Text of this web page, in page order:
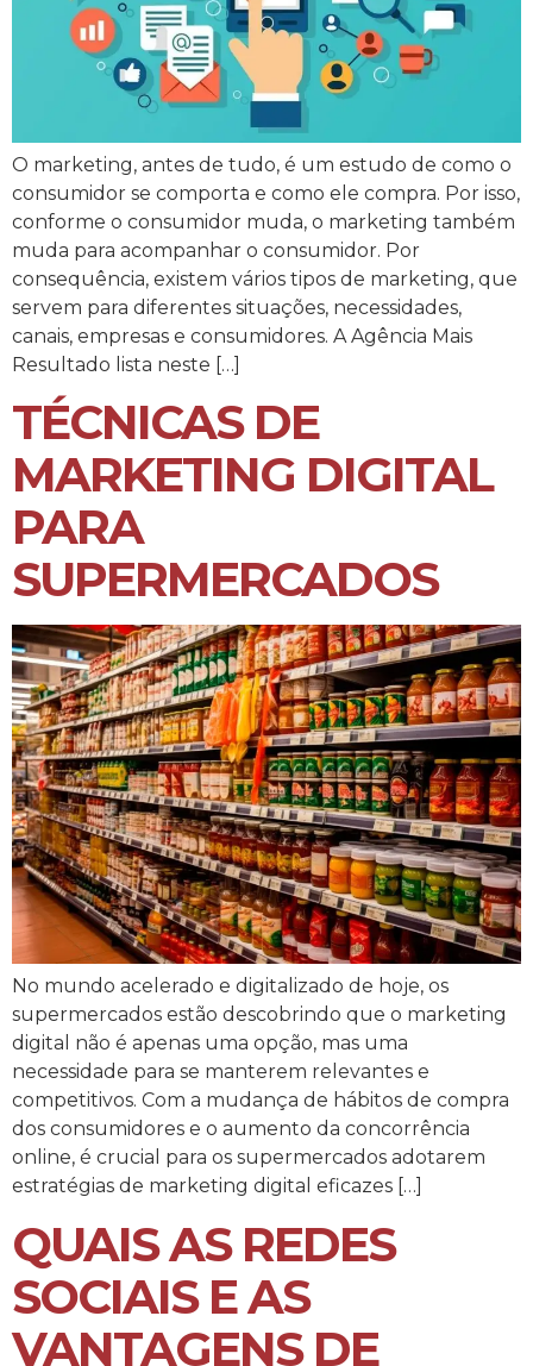
O marketing, antes de tudo, é um estudo de como o
consumidor se comporta e como ele compra. Por isso,
conforme o consumidor muda, o marketing também
muda para acompanhar o consumidor. Por
consequência, existem vários tipos de marketing, que
servem para diferentes situações, necessidades,
canais, empresas e consumidores. A Agência Mais
Resultado lista neste […]
TÉCNICAS DE
MARKETING DIGITAL
PARA
SUPERMERCADOS
No mundo acelerado e digitalizado de hoje, os
supermercados estão descobrindo que o marketing
digital não é apenas uma opção, mas uma
necessidade para se manterem relevantes e
competitivos. Com a mudança de hábitos de compra
dos consumidores e o aumento da concorrência
online, é crucial para os supermercados adotarem
estratégias de marketing digital eficazes […]
QUAIS AS REDES
SOCIAIS E AS
VANTAGENS DE